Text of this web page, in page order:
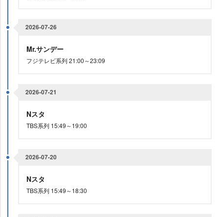
2026-07-26
Mr.サンデー
フジテレビ系列 21:00～23:09
2026-07-21
Nスタ
TBS系列 15:49～19:00
2026-07-20
Nスタ
TBS系列 15:49～18:30